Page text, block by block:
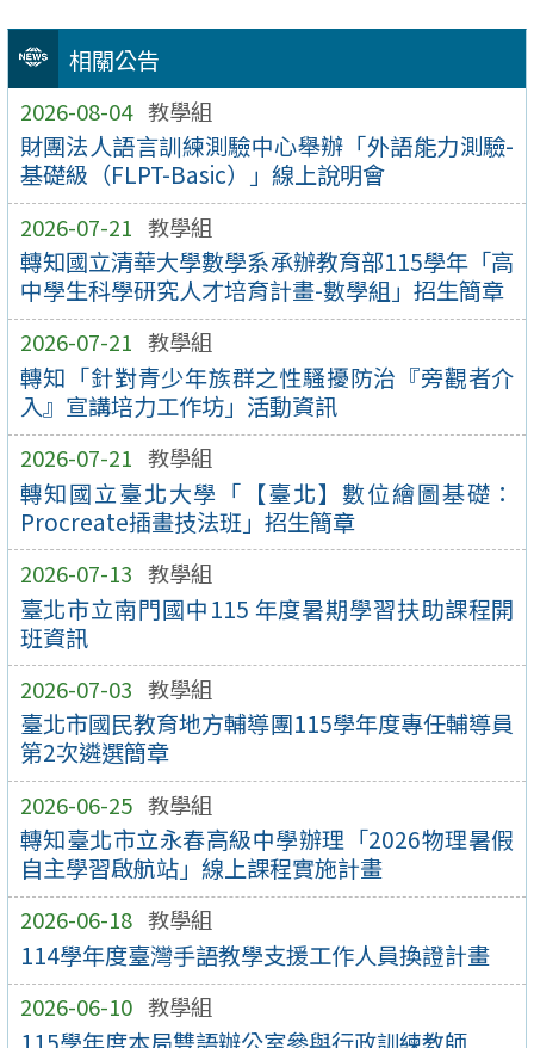
相關公告
2026-08-04 教學組
財團法人語言訓練測驗中心舉辦「外語能力測驗-
基礎級（FLPT-Basic）」線上說明會
2026-07-21 教學組
轉知國立清華大學數學系承辦教育部115學年「高
中學生科學研究人才培育計畫-數學組」招生簡章
2026-07-21 教學組
轉知「針對青少年族群之性騷擾防治『旁觀者介
入』宣講培力工作坊」活動資訊
2026-07-21 教學組
轉知國立臺北大學「【臺北】數位繪圖基礎：
Procreate插畫技法班」招生簡章
2026-07-13 教學組
臺北市立南門國中115 年度暑期學習扶助課程開
班資訊
2026-07-03 教學組
臺北市國民教育地方輔導團115學年度專任輔導員
第2次遴選簡章
2026-06-25 教學組
轉知臺北市立永春高級中學辦理「2026物理暑假
自主學習啟航站」線上課程實施計畫
2026-06-18 教學組
114學年度臺灣手語教學支援工作人員換證計畫
2026-06-10 教學組